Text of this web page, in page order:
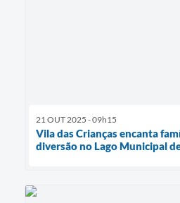
21 OUT 2025 - 09h15
Vila das Crianças encanta
diversão no Lago Municipal